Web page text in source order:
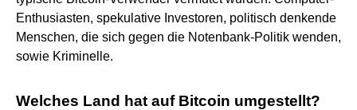
Enthusiasten, spekulative Investoren, politisch denkende
Menschen, die sich gegen die Notenbank-Politik wenden,
sowie Kriminelle.
Welches Land hat auf Bitcoin umgestellt?